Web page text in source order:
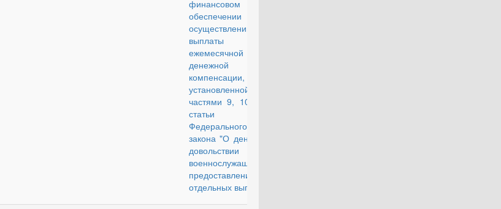
финансовом
обеспечении и об
осуществлении
выплаты
ежемесячной
денежной
компенсации,
установленной
частями 9, 10 и 13
статьи 3
Федерального
закона "О денежном
довольствии
военнослужащих и
предоставлении им
отдельных выплат"